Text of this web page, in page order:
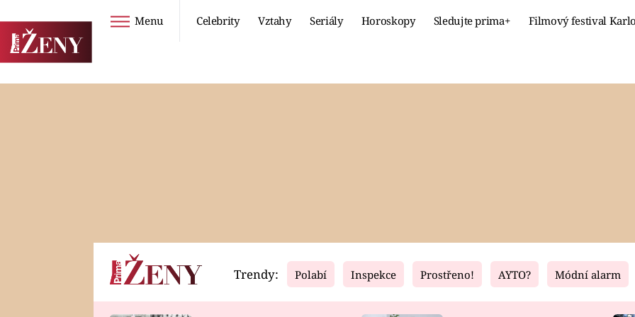
Menu Celebrity Vztahy Seriály Horoskopy Sledujte prima+ Filmový festival
Horoskopy Video Fresh Living
Trendy: Polabí Inspekce Prostřeno! AYTO? Módní alarm